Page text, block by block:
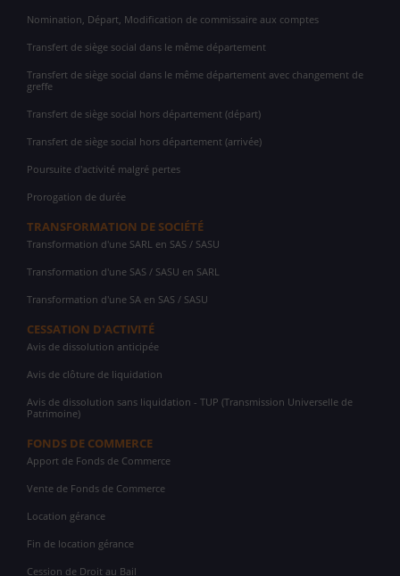
Nomination, Départ, Modification de commissaire aux comptes
Transfert de siège social dans le même département
Transfert de siège social dans le même département avec changement de
greffe
Transfert de siège social hors département (départ)
Transfert de siège social hors département (arrivée)
Poursuite d'activité malgré pertes
Prorogation de durée
TRANSFORMATION DE SOCIÉTÉ
Transformation d'une SARL en SAS / SASU
Transformation d'une SAS / SASU en SARL
Transformation d'une SA en SAS / SASU
CESSATION D'ACTIVITÉ
Avis de dissolution anticipée
Avis de clôture de liquidation
Avis de dissolution sans liquidation - TUP (Transmission Universelle de
Patrimoine)
FONDS DE COMMERCE
Apport de Fonds de Commerce
Vente de Fonds de Commerce
Location gérance
Fin de location gérance
Cession de Droit au Bail